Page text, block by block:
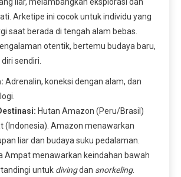
Arketipe ini cocok untuk individu yang
saat berada di tengah alam bebas.
otentik, bertemu budaya baru,
sendiri.
Adrenalin, koneksi dengan alam, dan
Hutan Amazon (Peru/Brasil)
(Indonesia). Amazon menawarkan
liar dan budaya suku pedalaman.
Ampat menawarkan keindahan bawah
untuk divingdan snorkeling.